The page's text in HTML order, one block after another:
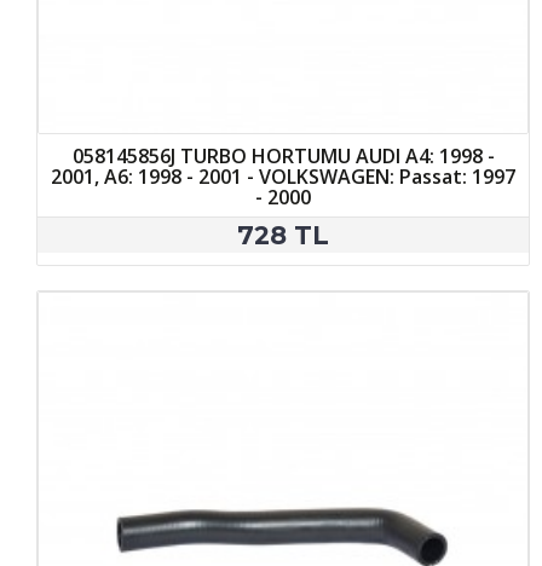
058145856J TURBO HORTUMU AUDI A4: 1998 -
2001, A6: 1998 - 2001 - VOLKSWAGEN: Passat: 1997
- 2000
728 TL